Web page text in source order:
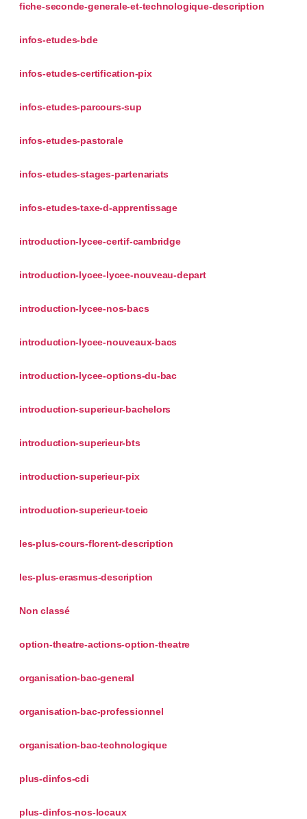
fiche-seconde-generale-et-technologique-description
infos-etudes-bde
infos-etudes-certification-pix
infos-etudes-parcours-sup
infos-etudes-pastorale
infos-etudes-stages-partenariats
infos-etudes-taxe-d-apprentissage
introduction-lycee-certif-cambridge
introduction-lycee-lycee-nouveau-depart
introduction-lycee-nos-bacs
introduction-lycee-nouveaux-bacs
introduction-lycee-options-du-bac
introduction-superieur-bachelors
introduction-superieur-bts
introduction-superieur-pix
introduction-superieur-toeic
les-plus-cours-florent-description
les-plus-erasmus-description
Non classé
option-theatre-actions-option-theatre
organisation-bac-general
organisation-bac-professionnel
organisation-bac-technologique
plus-dinfos-cdi
plus-dinfos-nos-locaux